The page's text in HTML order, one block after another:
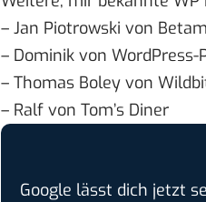
– Jan Piotrowski von
– Dominik von WordPress-
– Thomas Boley von
– Ralf von Tom’s Diner
Google lässt dich jetzt